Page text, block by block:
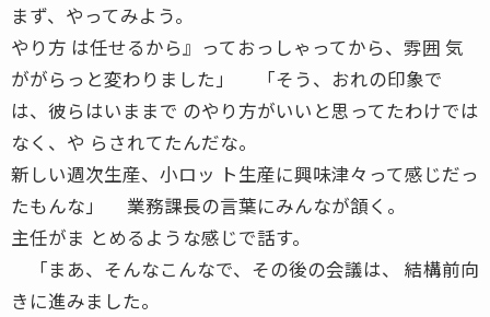
まず、やってみよう。
やり方 は任せるから』っておっしゃってから、雰囲 気
ががらっと変わりました」 「そう、おれの印象で
は、彼らはいままで のやり方がいいと思ってたわけでは
なく、や らされてたんだな。
新しい週次生産、小ロッ ト生産に興味津々って感じだっ
たもんな」 業務課長の言葉にみんなが頷く。
主任がま とめるような感じで話す。
「まあ、そんなこんなで、その後の会議は、 結構前向
きに進みました。